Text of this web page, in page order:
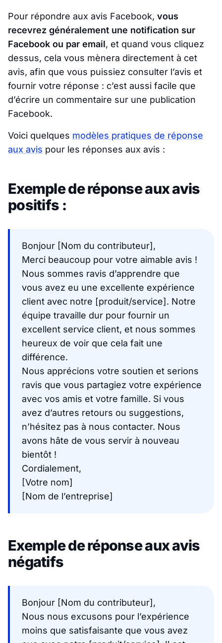
Pour répondre aux avis Facebook, vous
recevrez généralement une notification sur
Facebook ou par email, et quand vous cliquez
dessus, cela vous mènera directement à cet
avis, afin que vous puissiez consulter l’avis et
fournir votre réponse : c’est aussi facile que
d’écrire un commentaire sur une publication
Facebook.
Voici quelques modèles pratiques de réponse
aux avis pour les réponses aux avis :
Exemple de réponse aux avis
positifs :
Bonjour [Nom du contributeur],
Merci beaucoup pour votre aimable avis !
Nous sommes ravis d’apprendre que
vous avez eu une excellente expérience
client avec notre [produit/service]. Notre
équipe travaille dur pour fournir un
excellent service client, et nous sommes
heureux de voir que cela fait une
différence.
Nous apprécions votre soutien et serions
ravis que vous partagiez votre expérience
avec vos amis et votre famille. Si vous
avez d’autres retours ou suggestions,
n’hésitez pas à nous contacter. Nous
avons hâte de vous servir à nouveau
bientôt !
Cordialement,
[Votre nom]
[Nom de l’entreprise]
Exemple de réponse aux avis
négatifs
Bonjour [Nom du contributeur],
Nous nous excusons pour l’expérience
moins que satisfaisante que vous avez